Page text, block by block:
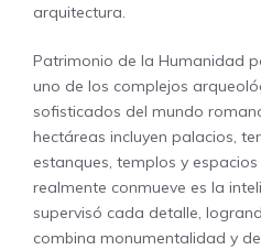
arquitectura.
Patrimonio de la Humanidad
uno de los complejos
sofisticados del mundo
hectáreas incluyen palacios,
estanques, templos y
realmente conmueve es la
supervisó cada detalle,
combina monumentalidad y